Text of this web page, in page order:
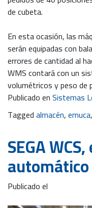
de cubeta.
En esta ocasión, las
serán equipadas con
errores de cantidad al
WMS contará con un
volumétricos y peso de
Publicado enSistemas
Taggedalmacén,emuca,
SEGA
automático
Publicado el